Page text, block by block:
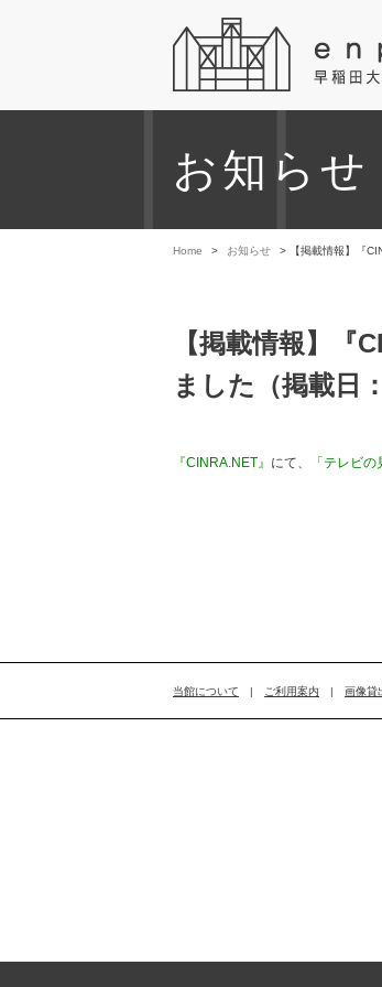
お知らせ
Home > お知らせ > 【掲載情報】『
【掲載情報】
ました（掲載日
『CINRA.NET』 にて、 「テレビ
当館について | ご利用案内 | 画像貸